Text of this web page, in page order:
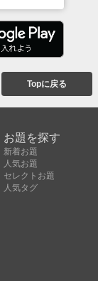
Topに戻る
お題を探す
新着お題
人気お題
セレクトお題
人気タグ